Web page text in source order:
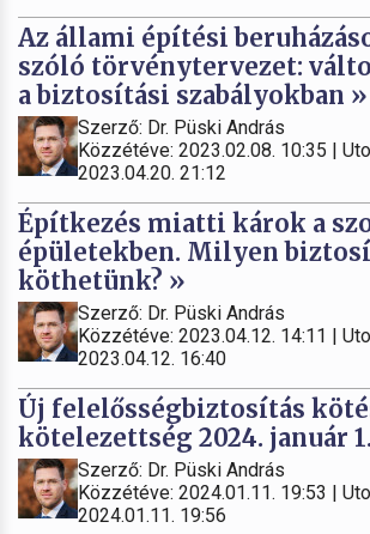
Az állami építési
szóló törvénytervezet:
a biztosítási szabályokban »
Szerző: Dr. Püski András
Közzétéve: 2023.02.08. 10:35 |
2023.04.20. 21:12
Építkezés miatti károk a
épületekben. Milyen
köthetünk? »
Szerző: Dr. Püski András
Közzétéve: 2023.04.12. 14:11 |
2023.04.12. 16:40
Új felelősségbiztosítás
kötelezettség 2024. január
Szerző: Dr. Püski András
Közzétéve: 2024.01.11. 19:53 |
2024.01.11. 19:56